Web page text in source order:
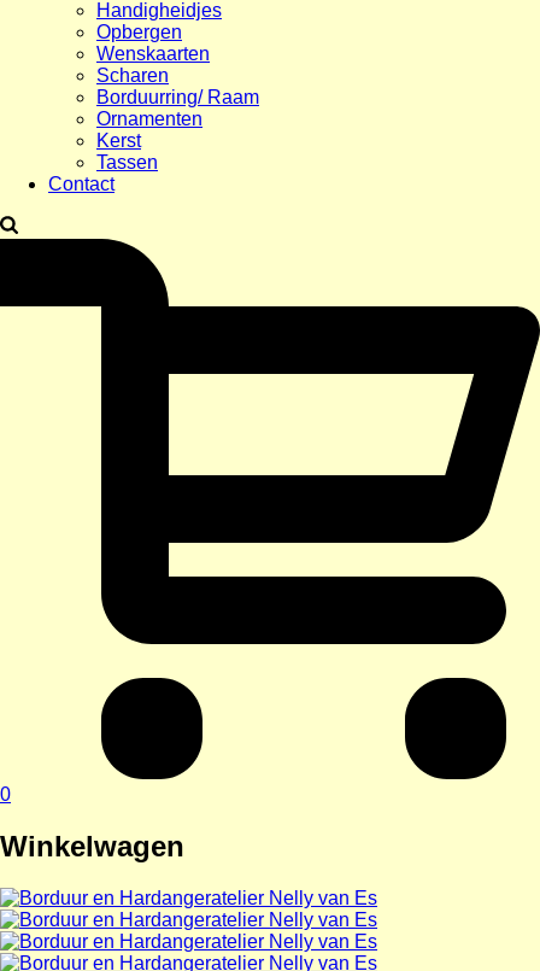
Handigheidjes
Opbergen
Wenskaarten
Scharen
Borduurring/ Raam
Ornamenten
Kerst
Tassen
Contact
0
Winkelwagen